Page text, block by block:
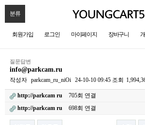
분류
회원가입 로그인 마이페이지 장바구니
질문답변
info@parkcam.ru
작성자 parkcam_ru_niOi 24-10-10 09:45 조회
http://parkcam ru
705회 연결
http://parkcam ru
698회 연결